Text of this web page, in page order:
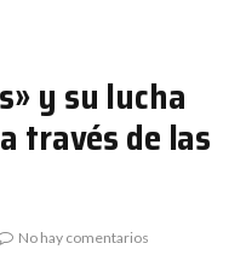
y su lucha
través de las
No hay comentarios